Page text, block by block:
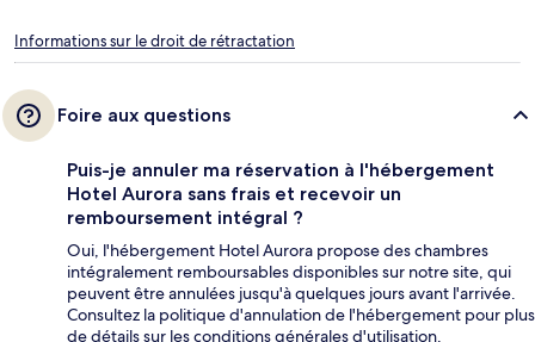
Informations sur le droit de rétractation
Foire aux questions
Puis-je annuler ma réservation à l'hébergement
Hotel Aurora sans frais et recevoir un
remboursement intégral ?
Oui, l'hébergement Hotel Aurora propose des chambres
intégralement remboursables disponibles sur notre site, qui
peuvent être annulées jusqu'à quelques jours avant l'arrivée.
Consultez la politique d'annulation de l'hébergement pour plus
de détails sur les conditions générales d'utilisation.